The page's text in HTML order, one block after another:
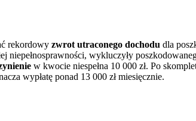
rekordowy zwrot utraconego dochodu dla
niepełnosprawności, wykluczyły
w kwocie niespełna 10 000 zł. Po
wypłatę ponad 13 000 zł miesięcznie.